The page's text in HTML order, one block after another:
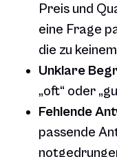
Preis und
eine Frage
die zu
Unklare
„oft“ oder
Fehlende
passende